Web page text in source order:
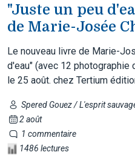
"Juste un peu
de Marie-Josée
Le nouveau livre de Marie-
d'eau" (avec 12 photographie
le 25 août. chez Tertium
Spered Gouez / L'esprit
2 août
1 commentaire
1486 lectures